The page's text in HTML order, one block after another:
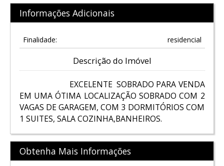
Informações Adicionais
Finalidade: residencial
Descrição do Imóvel
EXCELENTE SOBRADO PARA VENDA
EM UMA ÓTIMA LOCALIZAÇÃO SOBRADO COM 2
VAGAS DE GARAGEM, COM 3 DORMITÓRIOS COM
1 SUITES, SALA COZINHA,BANHEIROS.
Obtenha Mais Informações